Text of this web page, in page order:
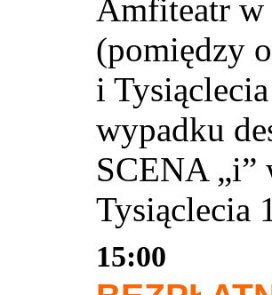
Amfiteatr w
(pomiędzy
i
wypadku
SCENA
Tysiąclecia
15:00